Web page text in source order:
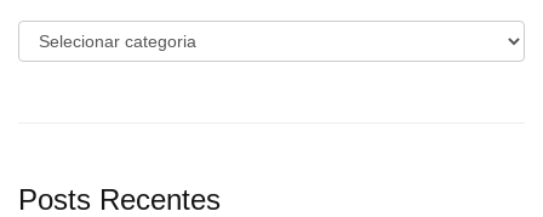
Categorias
Posts Recentes